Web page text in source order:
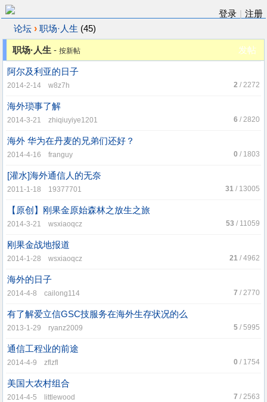
登录
注册
论坛 › 职场·人生 (45)
发帖
职场·人生 - 按新帖
阿尔及利亚的日子
2 / 2272
2014-2-14 w8z7h
海外琐事了解
6 / 2820
2014-3-21 zhiqiuyiye1201
海外 华为在丹麦的兄弟们还好？
0 / 1803
2014-4-16 franguy
[灌水]海外通信人的无奈
31 / 13005
2011-1-18 19377701
【原创】刚果金原始森林之放生之旅
53 / 11059
2014-3-21 wsxiaoqcz
刚果金战地报道
21 / 4962
2014-1-28 wsxiaoqcz
海外的日子
7 / 2770
2014-4-8 cailong114
有了解爱立信GSC技服务在海外生存状况的么
5 / 5995
2013-1-29 ryanz2009
通信工程业的前途
0 / 1754
2014-4-9 zflzfl
美国大农村组合
7 / 2563
2014-4-5 littlewood